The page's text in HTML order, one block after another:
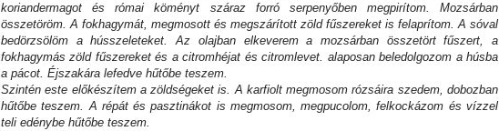
koriandermagot és római köményt száraz forró serpenyőben megpirítom. Mozsárban
összetöröm. A fokhagymát, megmosott és megszárított zöld fűszereket is felaprítom. A sóval
bedörzsölöm a hússzeleteket. Az olajban elkeverem a mozsárban összetört fűszert, a
fokhagymás zöld fűszereket és a citromhéjat és citromlevet. alaposan beledolgozom a húsba
a pácot. Éjszakára lefedve hűtőbe teszem.
Szintén este előkészítem a zöldségeket is. A karfiolt megmosom rózsáira szedem, dobozban
hűtőbe teszem. A répát és pasztinákot is megmosom, megpucolom, felkockázom és vízzel
teli edénybe hűtőbe teszem.